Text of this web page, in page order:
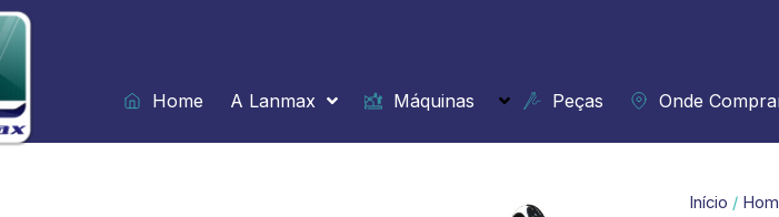
Ir
para
o
conteúdo
Home
A Lanmax Máquinas Peças Onde
Início /